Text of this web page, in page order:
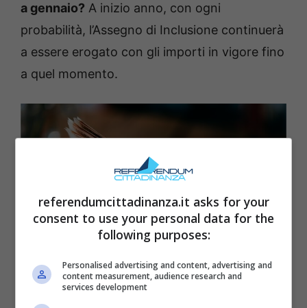
a gennaio? A inizio anno, con ogni
probabilità, l’Assegno di Inclusione continuerà
a essere erogato con gli importi in vigore fino
a quel momento.
Le novità dopo il decreto del MEF sulla perequazione –
referendumcittadinanza.it asks for your
consent to use your personal data for the
following purposes:
Personalised advertising and content, advertising and
content measurement, audience research and
services development